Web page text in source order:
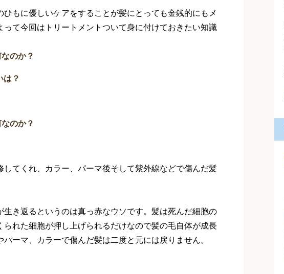
もに優しいケアをすることが髪にとっても金銭的にもメ
って今回はトリートメントついて身に付けておきたい知識
のか？
は？
のか？
してくれ、カラー、パーマ後そして紫外線などで傷んだ髪
生き返るというのは真っ赤なウソです。髪は死んだ細胞の
れた細胞が押し上げられるだけなので髪の毛自体が成長
ーマ、カラーで傷んだ髪は二度と元には戻りません。